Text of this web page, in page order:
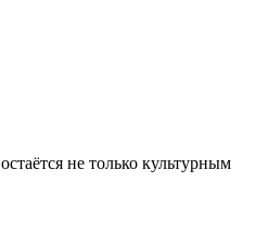
не только культурным